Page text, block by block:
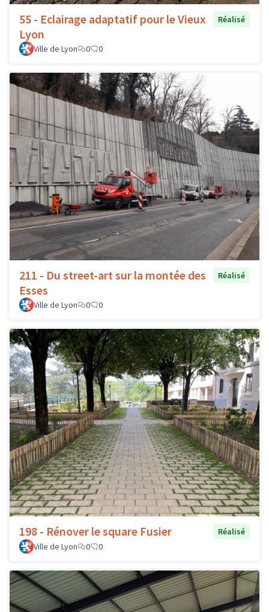
55 - Eclairage adaptatif pour le Vieux
Lyon
Réalisé
Ville de Lyon 0 0
211 - Du street-art sur la montée des
Esses
Réalisé
Ville de Lyon 0 0
198 - Rénover le square Fusier
Réalisé
Ville de Lyon
0 0